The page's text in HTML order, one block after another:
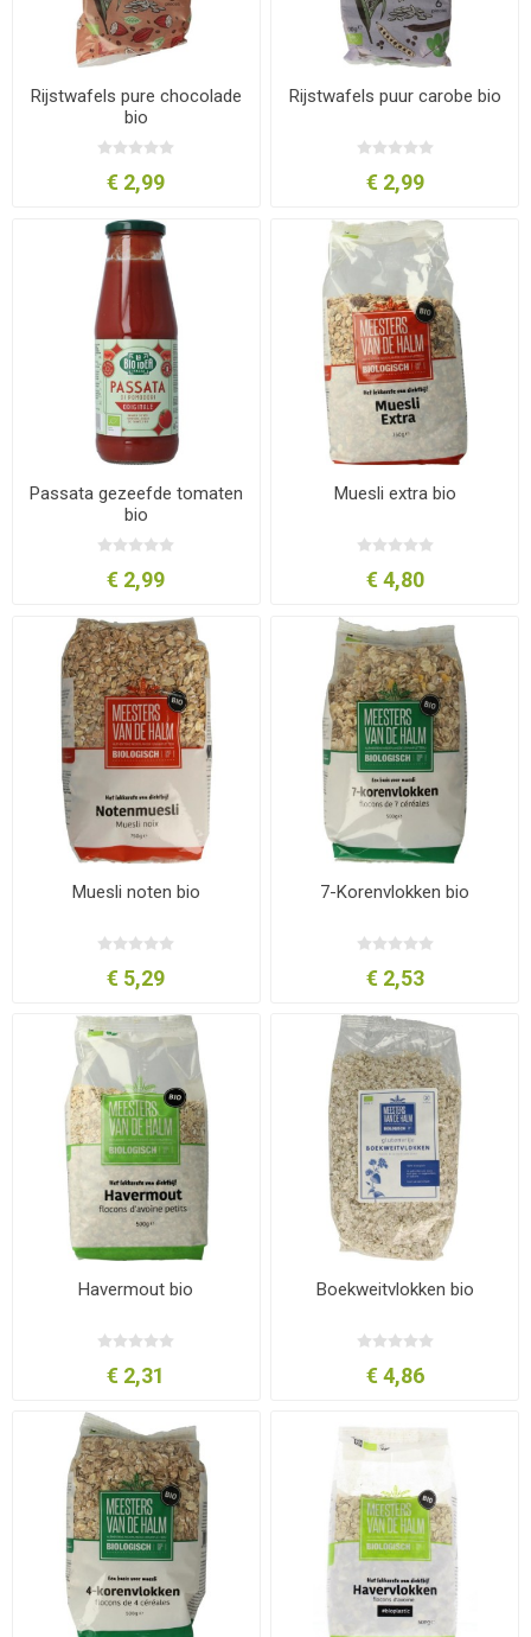
Rijstwafels pure chocolade
bio
€ 2,99
Rijstwafels puur carobe bio
€ 2,99
Passata gezeefde tomaten
bio
€ 2,99
Muesli extra bio
€ 4,80
Muesli noten bio
€ 5,29
7-Korenvlokken bio
€ 2,53
Havermout bio
€ 2,31
Boekweitvlokken bio
€ 4,86